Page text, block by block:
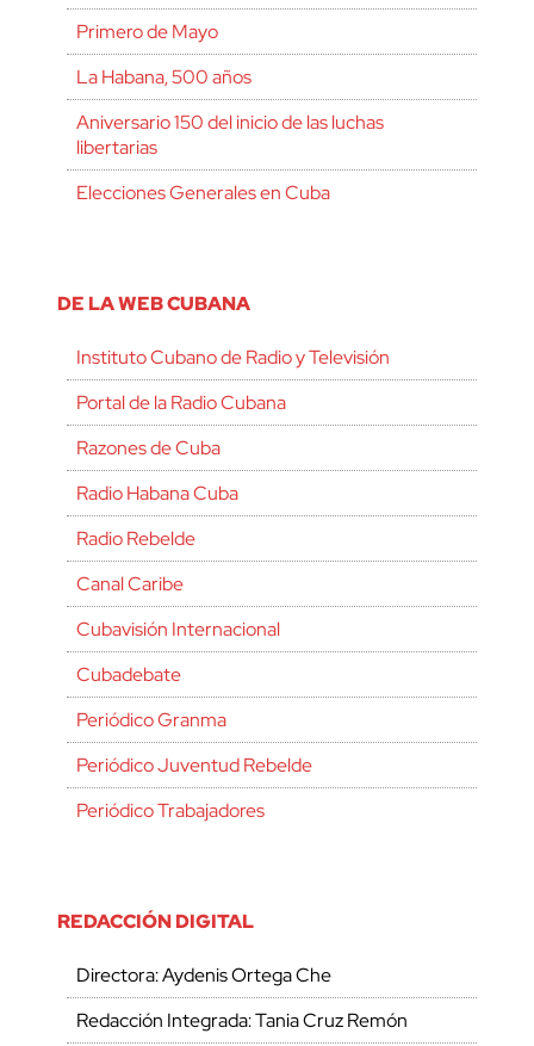
Primero de Mayo
La Habana, 500 años
Aniversario 150 del inicio de las luchas
libertarias
Elecciones Generales en Cuba
DE LA WEB CUBANA
Instituto Cubano de Radio y Televisión
Portal de la Radio Cubana
Razones de Cuba
Radio Habana Cuba
Radio Rebelde
Canal Caribe
Cubavisión Internacional
Cubadebate
Periódico Granma
Periódico Juventud Rebelde
Periódico Trabajadores
REDACCIÓN DIGITAL
Directora: Aydenis Ortega Che
Redacción Integrada: Tania Cruz Remón